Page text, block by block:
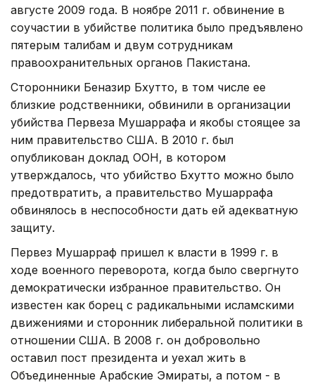
августе 2009 года. В ноябре 2011 г. обвинение в
соучастии в убийстве политика было предъявлено
пятерым талибам и двум сотрудникам
правоохранительных органов Пакистана.
Сторонники Беназир Бхутто, в том числе ее
близкие родственники, обвинили в организации
убийства Первеза Мушаррафа и якобы стоящее за
ним правительство США. В 2010 г. был
опубликован доклад ООН, в котором
утверждалось, что убийство Бхутто можно было
предотвратить, а правительство Мушаррафа
обвинялось в неспособности дать ей адекватную
защиту.
Первез Мушарраф пришел к власти в 1999 г. в
ходе военного переворота, когда было свергнуто
демократически избранное правительство. Он
известен как борец с радикальными исламскими
движениями и сторонник либеральной политики в
отношении США. В 2008 г. он добровольно
оставил пост президента и уехал жить в
Объединенные Арабские Эмираты, а потом - в